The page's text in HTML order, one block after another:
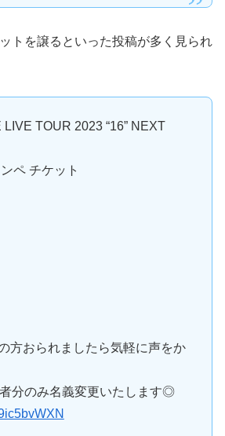
トを譲るといった投稿が多く見られ
TOUR 2023 “16” NEXT
ペ チケット
方おられましたら気軽に声をか
分のみ名義変更いたします◎